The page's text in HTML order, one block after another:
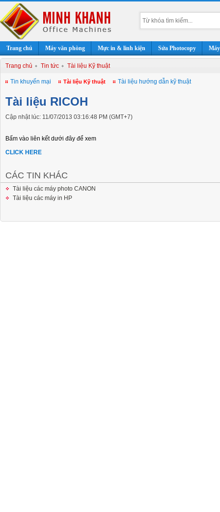
Trang chủ Máy văn phòng Mực in & linh kiện Sửa Photocopy
Trang chủ Tin tức Tài liệu Kỹ thuật
Tin khuyến mại Tài liệu Kỹ thuật Tài liệu hướng dẫn kỹ thuật
Tài liệu RICOH
Cập nhật lúc: 11/07/2013 03:16:48 PM (GMT+7)
Bấm vào liên kết dưới đây để xem
CLICK HERE
CÁC TIN KHÁC
Tài liệu các máy photo CANON
Tài liệu các máy in HP